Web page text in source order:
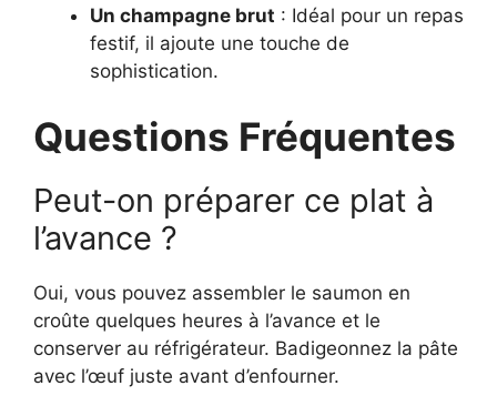
Un champagne brut : Idéal pour un repas
festif, il ajoute une touche de
sophistication.
Questions Fréquentes
Peut-on préparer ce plat à
l’avance ?
Oui, vous pouvez assembler le saumon en
croûte quelques heures à l’avance et le
conserver au réfrigérateur. Badigeonnez la pâte
avec l’œuf juste avant d’enfourner.